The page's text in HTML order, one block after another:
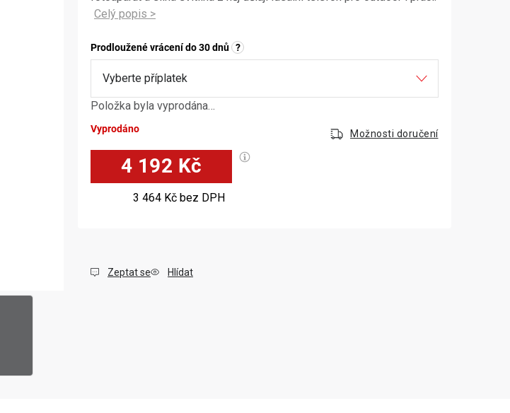
Prodloužené vrácení do 30 dnů ?
Položka byla vyprodána…
Vyprodáno Možnosti doručení
4 192 Kč
3 464 Kč bez DPH
Zeptat se Hlídat